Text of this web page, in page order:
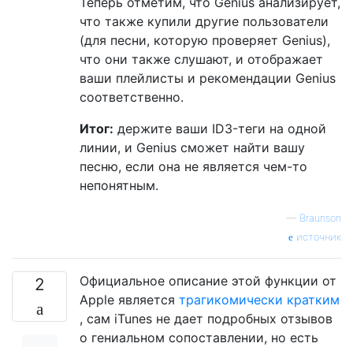
что также купили другие пользователи
(для песни, которую проверяет Genius),
что они также слушают, и отображает
ваши плейлисты и рекомендации Genius
соответственно.
Итог: держите ваши ID3-теги на одной
линии, и Genius сможет найти вашу
песню, если она не является чем-то
непонятным.
— Braunson
источник
2
Официальное описание этой функции от
Apple является трагикомически кратким
, сам iTunes не дает подробных отзывов
о гениальном сопоставлении, но есть